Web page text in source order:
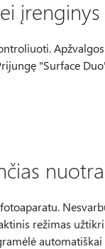
"Surface
režimas